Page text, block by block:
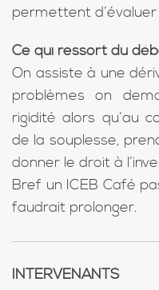
permettent
Ce qui ressort du
On assiste à une
problèmes on
rigidité alors qu’au
de la souplesse,
donner le droit à
Bref un ICEB Café
faudrait prolonger.
INTERVENANTS